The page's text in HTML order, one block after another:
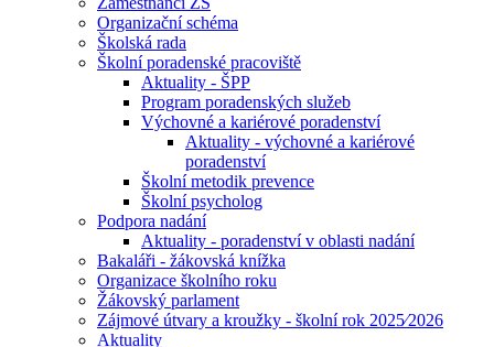
Organizační schéma
Školská rada
Školní poradenské pracoviště
Aktuality - ŠPP
Program poradenských služeb
Výchovné a kariérové poradenství
Aktuality - výchovné a kariérové
poradenství
Školní metodik prevence
Školní psycholog
Podpora nadání
Aktuality - poradenství v oblasti nadání
Bakaláři - žákovská knížka
Organizace školního roku
Žákovský parlament
Zájmové útvary a kroužky - školní rok 2025⁄2026
Aktuality